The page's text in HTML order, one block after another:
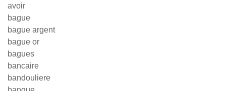
avoir
bague
bague argent
bague or
bagues
bancaire
bandouliere